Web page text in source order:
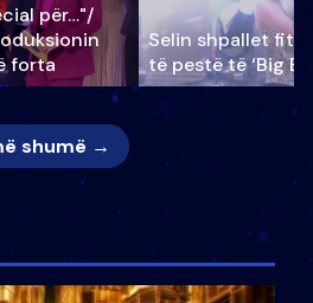
për…"/
forta
Selin shpallet
të pestë të ‘Big
shumë →